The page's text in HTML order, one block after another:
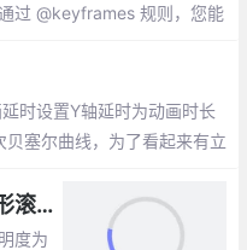
过 @keyframes 规则，您能
时设置Y轴延时为动画时长
塞尔曲线，为了看起来有立
css环形滚动_内容加载的环形滚动动画效果
度为